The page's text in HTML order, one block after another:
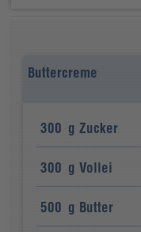
Buttercreme
300 g Zucker
300 g Vollei
500 g Butter